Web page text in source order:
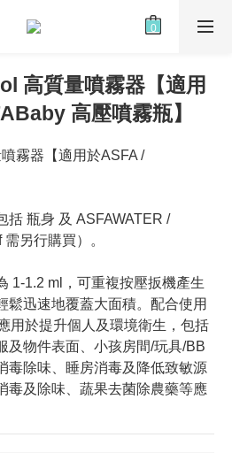
高質量噴霧器【適用
高壓噴霧瓶】
霧器【適用於ASFA /
括 瓶身 及 ASFAWATER /
另行購買）。
1-1.2 ml，可重複按壓扳機產生
鬆迅速地覆蓋大面積。配合使用
用於提升個人及環境衛生，包括
及物件表面、小孩房間/玩具/BB
毒除味、睡房消毒及降低致敏源
毒及除味、蔬果去菌除農藥等應